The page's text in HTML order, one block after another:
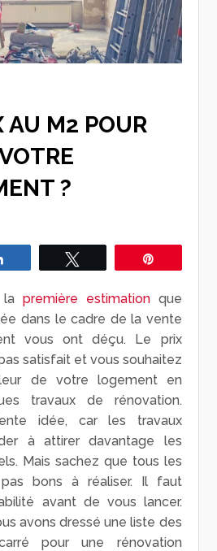
AU M2 POUR
?
la première estimationque
dans le cadre de la vente
vous ont déçu. Le prix
satisfait et vous souhaitez
de votre logement en
travaux de rénovation.
idée, car les travaux
à attirer davantage les
Mais sachez que tous les
bons à réaliser. Il faut
avant de vous lancer.
avons dressé une liste des
pour une rénovation